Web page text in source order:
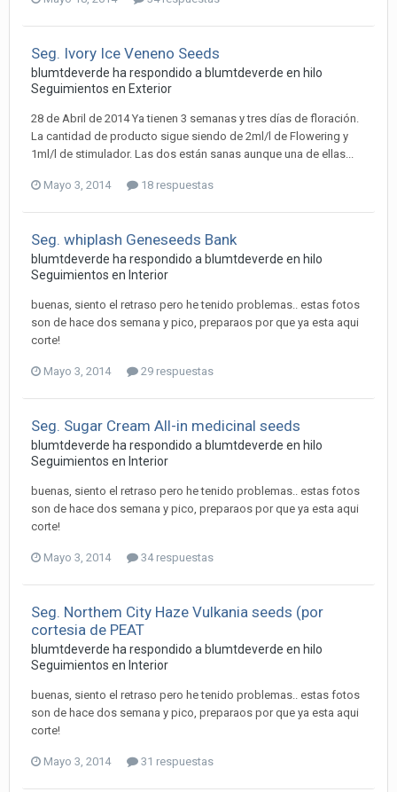
Seg. Ivory Ice Veneno Seeds
blumtdeverde ha respondido a blumtdeverde en hilo
Seguimientos en Exterior
28 de Abril de 2014 Ya tienen 3 semanas y tres días de floración.
La cantidad de producto sigue siendo de 2ml/l de Flowering y
1ml/l de stimulador. Las dos están sanas aunque una de ellas...
Mayo 3, 2014 18 respuestas
Seg. whiplash Geneseeds Bank
blumtdeverde ha respondido a blumtdeverde en hilo
Seguimientos en Interior
buenas, siento el retraso pero he tenido problemas.. estas fotos
son de hace dos semana y pico, preparaos por que ya esta aqui
corte!
Mayo 3, 2014 29 respuestas
Seg. Sugar Cream All-in medicinal seeds
blumtdeverde ha respondido a blumtdeverde en hilo
Seguimientos en Interior
buenas, siento el retraso pero he tenido problemas.. estas fotos
son de hace dos semana y pico, preparaos por que ya esta aqui
corte!
Mayo 3, 2014 34 respuestas
Seg. Northem City Haze Vulkania seeds (por
cortesia de PEAT
blumtdeverde ha respondido a blumtdeverde en hilo
Seguimientos en Interior
buenas, siento el retraso pero he tenido problemas.. estas fotos
son de hace dos semana y pico, preparaos por que ya esta aqui
corte!
Mayo 3, 2014 31 respuestas